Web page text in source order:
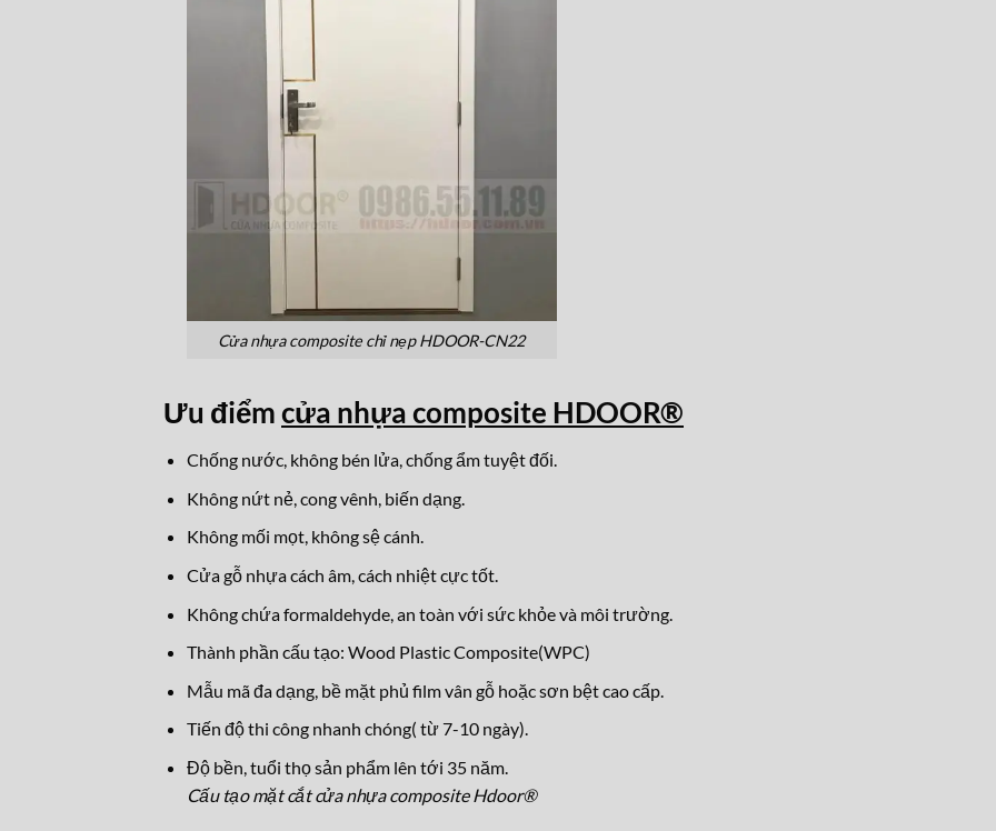
Cửa nhựa composite chỉ nẹp HDOOR-CN22
Ưu điểm cửa nhựa composite HDOOR®
Chống nước, không bén lửa, chống ẩm tuyệt đối.
Không nứt nẻ, cong vênh, biến dạng.
Không mối mọt, không sệ cánh.
Cửa gỗ nhựa cách âm, cách nhiệt cực tốt.
Không chứa formaldehyde, an toàn với sức khỏe và môi trường.
Thành phần cấu tạo: Wood Plastic Composite(WPC)
Mẫu mã đa dạng, bề mặt phủ film vân gỗ hoặc sơn bệt cao cấp.
Tiến độ thi công nhanh chóng( từ 7-10 ngày).
Độ bền, tuổi thọ sản phẩm lên tới 35 năm.
Cấu tạo mặt cắt cửa nhựa composite Hdoor®